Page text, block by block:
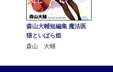
森山大輔短編集 魔法医
猫といばら姫
森山 大輔